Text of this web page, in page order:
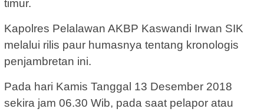
timur.
Kapolres Pelalawan AKBP Kaswandi Irwan SIK
melalui rilis paur humasnya tentang kronologis
penjambretan ini.
Pada hari Kamis Tanggal 13 Desember 2018
sekira jam 06.30 Wib, pada saat pelapor atau